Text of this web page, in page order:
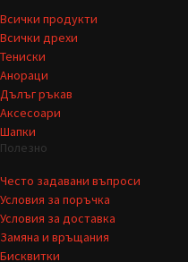
Всички продукти
Всички дрехи
Тениски
Анораци
Дълъг ръкав
Аксесоари
Шапки
Полезно
Често задавани въпроси
Условия за поръчка
Условия за доставка
Замяна и връщания
Бисквитки